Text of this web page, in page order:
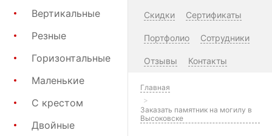
Вертикальные
Резные
Горизонтальные
Маленькие
С крестом
Двойные
Скидки Сертификаты
Портфолио Сотрудники
Отзывы Контакты
Главная
Заказать памятник на могилу в
Высоковске